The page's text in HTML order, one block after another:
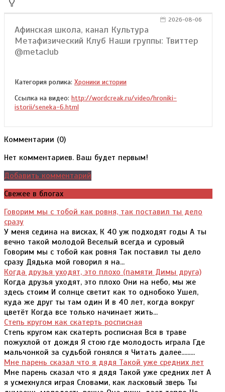
Афинская школа, канал Культура
Метафизический Клуб Наши группы: Твиттер
@metaclub
Категория ролика: Хроники истории
Ссылка на видео: http://wordcreak.ru/video/hroniki-
istorii/seneka-6.html
2026-08-06
Комментарии (0)
Нет комментариев. Ваш будет первым!
Добавить комментарий
Свежее в блогах
Говорим мы с тобой как ровня, так поставил ты дело
сразу
У меня седина на висках, К 40 уж подходят годы А ты
вечно такой молодой Веселый всегда и суровый
Говорим мы с тобой как ровня Так поставил ты дело
сразу Дядька мой говорил я на...
Когда друзья уходят, это плохо (памяти Димы друга)
Когда друзья уходят, это плохо Они на небо, мы же
здесь стоим И солнце светит как то однобоко Ушел,
куда же друг ты там один И в 40 лет, когда вокруг
цветёт Когда все только начинает жить...
Степь кругом как скатерть росписная
Степь кругом как скатерть росписная Вся в траве
пожухлой от дождя Я стою где молодость играла Где
мальчонкой за судьбой гонялся я Читать далее.........
Мне парень сказал что я дядя Такой уже средних лет
Мне парень сказал что я дядя Такой уже средних лет А
я усмехнулся играя Словами, как ласковый зверь Ты